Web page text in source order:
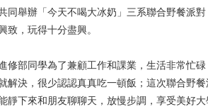
同舉辦「今天不喝大冰奶」三系聯合野餐派
致，玩得十分盡興。
修部同學為了兼顧工作和課業，生活非常忙碌
解決，很少認認真真吃一頓飯；這次聯合野餐
靜下來和朋友聊聊天，放慢步調，享受美好大